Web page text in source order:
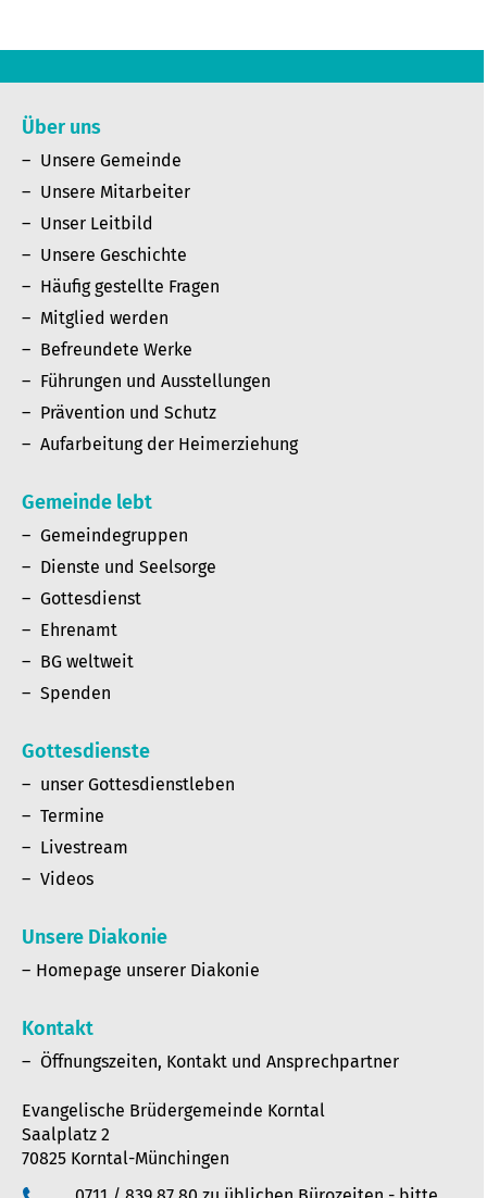
Über uns
Unsere Gemeinde
Unsere Mitarbeiter
Unser Leitbild
Unsere Geschichte
Häufig gestellte Fragen
Mitglied werden
Befreundete Werke
Führungen und Ausstellungen
Prävention und Schutz
Aufarbeitung der Heimerziehung
Gemeinde lebt
Gemeindegruppen
Dienste und Seelsorge
Gottesdienst
Ehrenamt
BG weltweit
Spenden
Gottesdienste
unser Gottesdienstleben
Termine
Livestream
Videos
Unsere Diakonie
Homepage unserer Diakonie
Kontakt
Öffnungszeiten, Kontakt und Ansprechpartner
Evangelische Brüdergemeinde Korntal
Saalplatz 2
70825 Korntal-Münchingen